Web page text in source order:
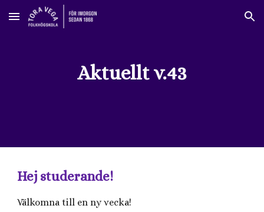
Skip to main content Skip to navigation
Aktuellt v.43
Hej studerande!
Välkomna till en ny vecka!